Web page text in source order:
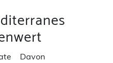
Davon